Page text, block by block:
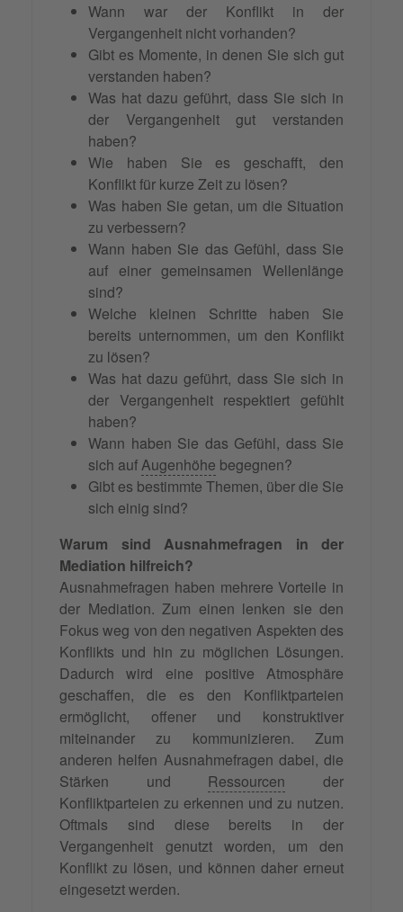
Wann war der Konflikt in der
Vergangenheit nicht vorhanden?
Gibt es Momente, in denen Sie sich gut
verstanden haben?
Was hat dazu geführt, dass Sie sich in
der Vergangenheit gut verstanden
haben?
Wie haben Sie es geschafft, den
Konflikt für kurze Zeit zu lösen?
Was haben Sie getan, um die Situation
zu verbessern?
Wann haben Sie das Gefühl, dass Sie
auf einer gemeinsamen Wellenlänge
sind?
Welche kleinen Schritte haben Sie
bereits unternommen, um den Konflikt
zu lösen?
Was hat dazu geführt, dass Sie sich in
der Vergangenheit respektiert gefühlt
haben?
Wann haben Sie das Gefühl, dass Sie
sich aufAugenhöhe begegnen?
Gibt es bestimmte Themen, über die Sie
sich einig sind?
Warum sind Ausnahmefragen in der
Mediation hilfreich?
Ausnahmefragen haben mehrere Vorteile in
der Mediation. Zum einen lenken sie den
Fokus weg von den negativen Aspekten des
Konflikts und hin zu möglichen Lösungen.
Dadurch wird eine positive Atmosphäre
geschaffen, die es den Konfliktparteien
ermöglicht, offener und konstruktiver
miteinander zu kommunizieren. Zum
anderen helfen Ausnahmefragen dabei, die
Stärken und Ressourcen der
Konfliktparteien zu erkennen und zu nutzen.
Oftmals sind diese bereits in der
Vergangenheit genutzt worden, um den
Konflikt zu lösen, und können daher erneut
eingesetzt werden.